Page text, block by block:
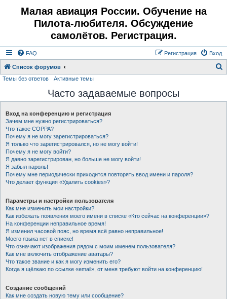
Малая авиация России. Обучение на
Пилота-любителя. Обсуждение
самолётов. Регистрация.
FAQ Вход
Регистрация
Список форумов
с
Темы без ответов Активные темы
Часто задаваемые вопросы
Вход на конференцию и регистрация
Зачем мне нужно регистрироваться?
Что такое COPPA?
Почему я не могу зарегистрироваться?
Я только что зарегистрировался, но не могу войти!
Почему я не могу войти?
Я давно зарегистрирован, но больше не могу войти!
Я забыл пароль!
Почему мне периодически приходится повторять ввод имени и пароля?
Что делает функция «Удалить cookies»?
Параметры и настройки пользователя
Как мне изменить мои настройки?
Как избежать появления моего имени в списке «Кто сейчас на конференции»?
На конференции неправильное время!
Я изменил часовой пояс, но время всё равно неправильное!
Моего языка нет в списке!
Что означают изображения рядом с моим именем пользователя?
Как мне включить отображение аватары?
Что такое звание и как я могу изменить его?
Когда я щёлкаю по ссылке «email», от меня требуют войти на конференцию!
Создание сообщений
Как мне создать новую тему или сообщение?